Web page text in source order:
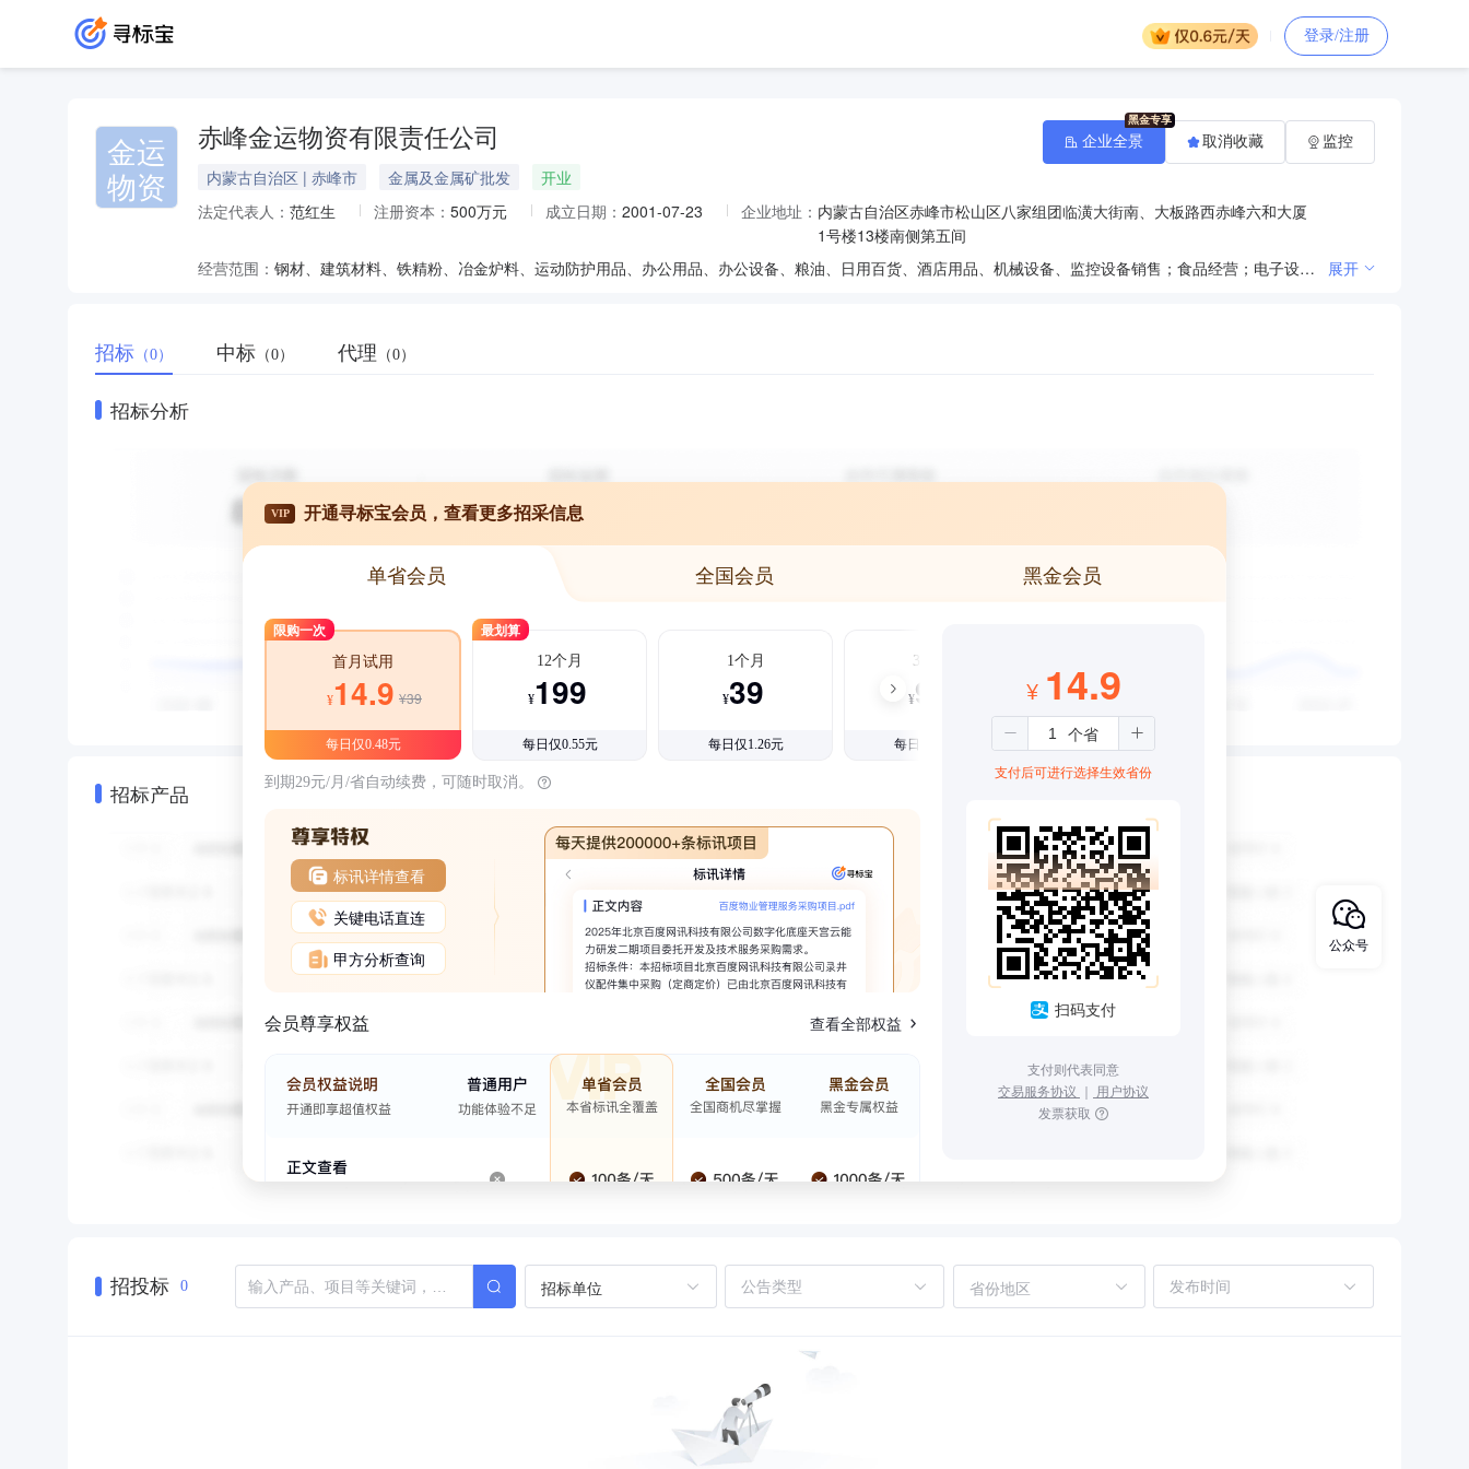
登录/注册
金运
物资
赤峰金运物资有限责任公司
内蒙古自治区 | 赤峰市 金属及金属矿批发
开业
法定代表人： 范红生 注册资本： 500万元 成立日期： 2001-07-23 企业地址： 内蒙古自治区赤峰市松山区八家组团临潢大街南、大板路西赤峰六和大厦
1号楼13楼南侧第五间
经营范围：
钢材、建筑材料、铁精粉、冶金炉料、运动防护用品、办公用品、办公设备、粮油、日用百货、酒店用品、机械设备、监控设备销售；食品经营；电子设备生产、销售；仓储服务（不含危险品）。 展开
企业全景 取消收藏 监控
招标 （0） 中标 （0） 代理 （0）
招标分析
招标产品
VIP 开通寻标宝会员，查看更多招采信息
单省会员 全国会员 黑金会员
限购一次
首月试用
¥14.9 ¥39
每日仅0.48元
最划算
12个月
¥199
每日仅0.55元
1个月
¥39
每日仅1.26元
3个月
¥99
每日仅1.08元
到期29元/月/省自动续费，可随时取消。
标讯详情查看
关键电话直连
甲方分析查询
会员尊享权益 查看全部权益
¥ 14.9
支付后可进行选择生效省份
扫码支付
支付则代表同意
交易服务协议 ｜ 用户协议
发票获取
招投标 0 招标单位 省份地区
公众号